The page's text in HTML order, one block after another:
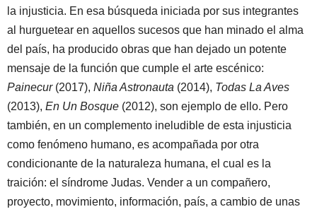
la injusticia. En esa búsqueda iniciada por sus integrantes
al hurguetear en aquellos sucesos que han minado el alma
del país, ha producido obras que han dejado un potente
mensaje de la función que cumple el arte escénico:
Painecur(2017), Niña Astronauta (2014), Todas La Aves
(2013), En Un Bosque (2012), son ejemplo de ello. Pero
también, en un complemento ineludible de esta injusticia
como fenómeno humano, es acompañada por otra
condicionante de la naturaleza humana, el cual es la
traición: el síndrome Judas. Vender a un compañero,
proyecto, movimiento, información, país, a cambio de unas